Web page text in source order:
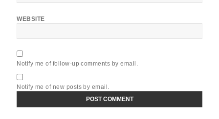
WEBSITE
Notify me of follow-up comments by email.
Notify me of new posts by email.